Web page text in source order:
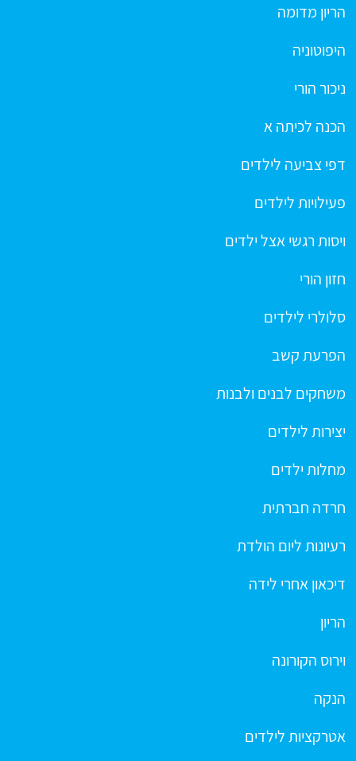
הריון מדומה
היפוטוניה
ניכור הורי
הכנה לכיתה א
דפי צביעה לילדים
פעילויות לילדים
ויסות רגשי אצל ילדים
חזון הורי
סלולרי לילדים
הפרעת קשב
משחקים לבנים ולבנות
יצירות לילדים
מחלות ילדים
חרדה חברתית
רעיונות ליום הולדת
דיכאון אחרי לידה
הריון
וירוס הקורונה
הנקה
אטרקציות לילדים